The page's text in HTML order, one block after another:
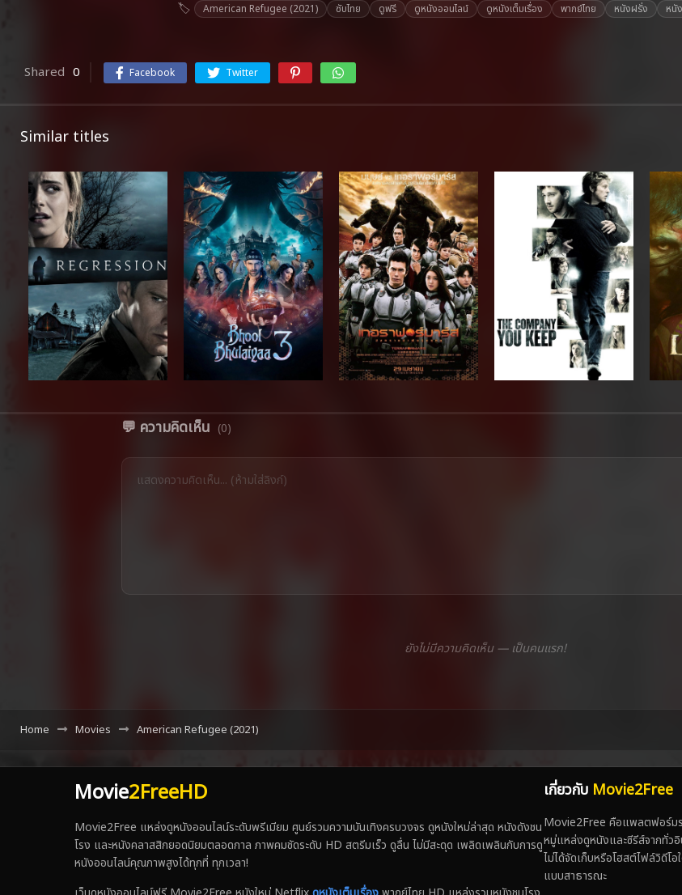
American Refugee (2021) ซับไทย ดูฟรี ดูหนังออนไลน์ ดูหนังเต็มเรื่อง พากย์ไทย หนังฝรั่ง หนั
Shared 0 Facebook Twitter
Similar titles
💬 ความคิดเห็น (0)
ยังไม่มีความคิดเห็น — เป็นคนแรก!
Home Movies American Refugee (2021)
Movie2FreeHD
Movie2Free แหล่งดูหนังออนไลน์ระดับพรีเมียม ศูนย์รวมความบันเทิงครบวงจร ดูหนังใหม่ล่าสุด หนังดังชน
โรง และหนังคลาสสิกยอดนิยมตลอดกาล ภาพคมชัดระดับ HD สตรีมเร็ว ดูลื่น ไม่มีสะดุด เพลิดเพลินกับการดู
หนังออนไลน์คุณภาพสูงได้ทุกที่ ทุกเวลา!
เกี่ยวกับ Movie2Free
Movie2Free คือแพลตฟอร์ม
หมู่แหล่งดูหนังและซีรีส์จากทั่วอิ
ไม่ได้จัดเก็บหรือโฮสต์ไฟล์วิดีโ
แบบสาธารณะ